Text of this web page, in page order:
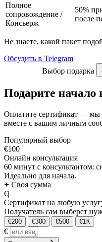
Полное
сопровождение /
Консьерж
50%
после
Не знаете, какой пакет
Обсудить в Telegram
Выбор подарка
Подарите начало
Оплатите сертификат — мы
вместе с вашим личным
Популярный выбор
€100
Онлайн консультация
60 минут с консультантом:
Идеально для начала.
Своя сумма
€|
Сертификат на любую
Получатель сам выберет
€200 €300 €500 €1К
€